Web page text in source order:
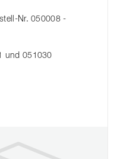
Nr. 050008 -
und 051030